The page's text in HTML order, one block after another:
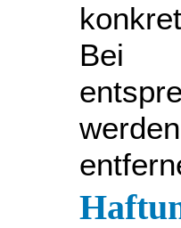
Bei